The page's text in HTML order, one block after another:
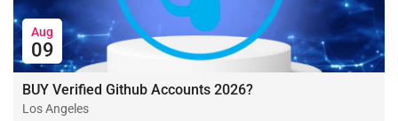
Aug
09
BUY Verified Github Accounts 2026?
Los Angeles